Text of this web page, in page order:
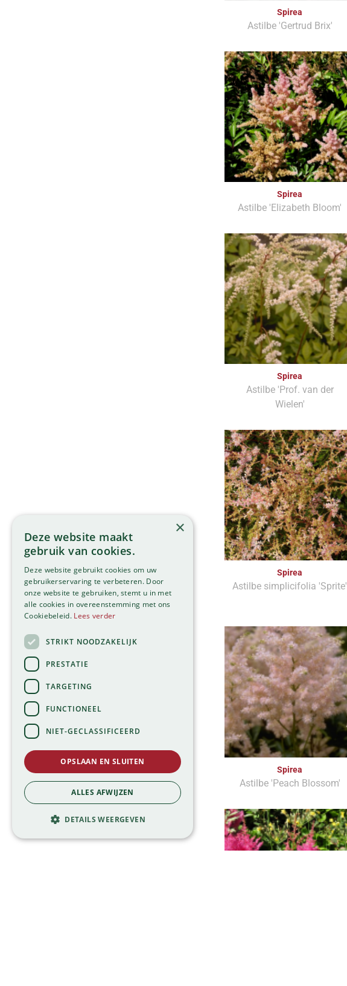
Spirea
Astilbe 'Gertrud Brix'
Spirea
Astilbe 'Elizabeth Bloom'
Spirea
Astilbe 'Prof. van der
Wielen'
Spirea
Astilbe simplicifolia 'Sprite'
Spirea
Astilbe 'Peach Blossom'
×
Deze website maakt
gebruik van cookies.
Deze website gebruikt cookies om uw
gebruikerservaring te verbeteren. Door
onze website te gebruiken, stemt u in met
alle cookies in overeenstemming met ons
Cookiebeleid. Lees verder
STRIKT NOODZAKELIJK
PRESTATIE
TARGETING
FUNCTIONEEL
NIET-GECLASSIFICEERD
OPSLAAN EN SLUITEN
ALLES AFWIJZEN
DETAILS WEERGEVEN